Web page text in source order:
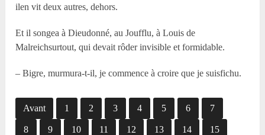
ilen vit deux autres, dehors.
Et il songea à Dieudonné, au Joufflu, à Louis de
Malreichsurtout, qui devait rôder invisible et formidable.
– Bigre, murmura-t-il, je commence à croire que je suisfichu.
Avant 1 2 3 4 5 6 7
8 9 10 11 12 13 14 15